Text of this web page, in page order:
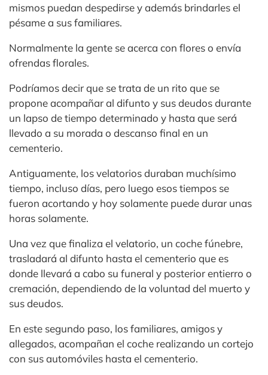
mismos puedan despedirse y además brindarles el
pésame a sus familiares.
Normalmente la gente se acerca con flores o envía
ofrendas florales.
Podríamos decir que se trata de un rito que se
propone acompañar al difunto y sus deudos durante
un lapso de tiempo determinado y hasta que será
llevado a su morada o descanso final en un
cementerio.
Antiguamente, los velatorios duraban muchísimo
tiempo, incluso días, pero luego esos tiempos se
fueron acortando y hoy solamente puede durar unas
horas solamente.
Una vez que finaliza el velatorio, un coche fúnebre,
trasladará al difunto hasta el cementerio que es
donde llevará a cabo su funeral y posterior entierro o
cremación, dependiendo de la voluntad del muerto y
sus deudos.
En este segundo paso, los familiares, amigos y
allegados, acompañan el coche realizando un cortejo
con sus automóviles hasta el cementerio.